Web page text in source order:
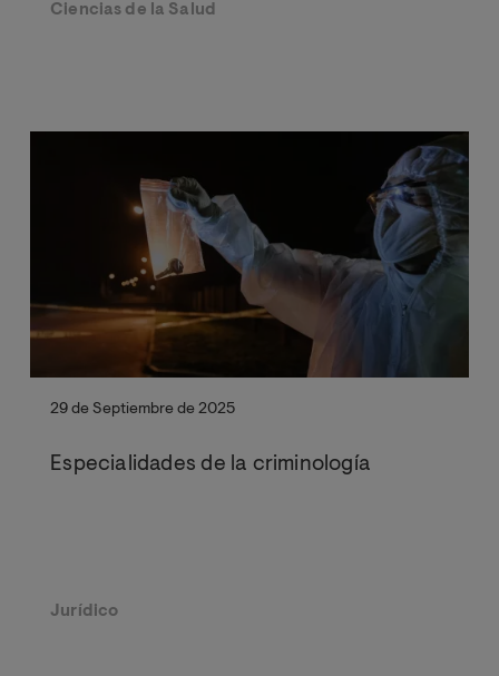
Ciencias de la Salud
29 de Septiembre de 2025
Especialidades de la criminología
Jurídico